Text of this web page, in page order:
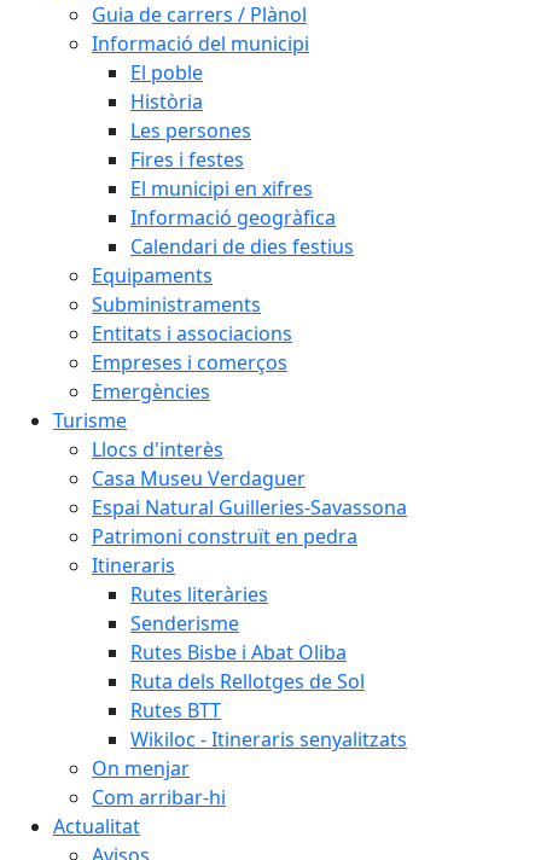
Guia de carrers / Plànol
Informació del municipi
El poble
Història
Les persones
Fires i festes
El municipi en xifres
Informació geogràfica
Calendari de dies festius
Equipaments
Subministraments
Entitats i associacions
Empreses i comerços
Emergències
Turisme
Llocs d'interès
Casa Museu Verdaguer
Espai Natural Guilleries-Savassona
Patrimoni construït en pedra
Itineraris
Rutes literàries
Senderisme
Rutes Bisbe i Abat Oliba
Ruta dels Rellotges de Sol
Rutes BTT
Wikiloc - Itineraris senyalitzats
On menjar
Com arribar-hi
Actualitat